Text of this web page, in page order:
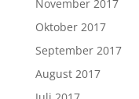
November 2017
Oktober 2017
September 2017
August 2017